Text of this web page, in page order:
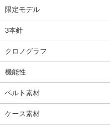
限定モデル
3本針
クロノグラフ
機能性
ベルト素材
ケース素材